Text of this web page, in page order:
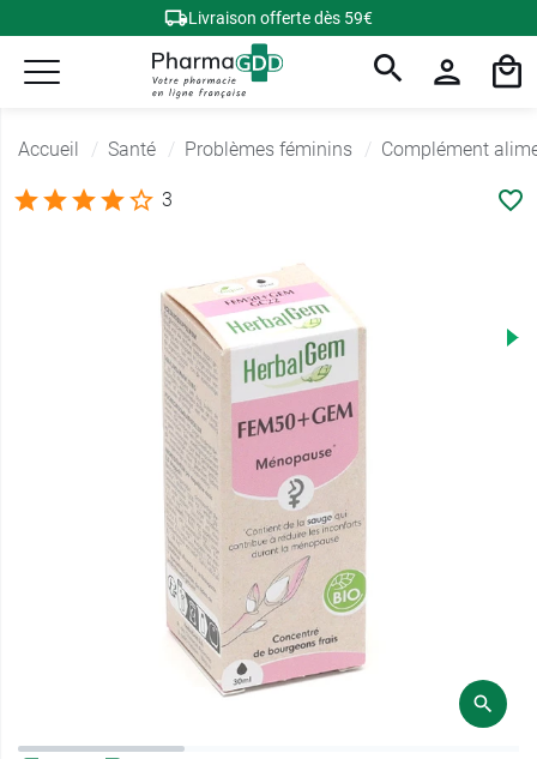
Livraison offerte dès 59€
Accueil Santé Problèmes féminins Complément
3